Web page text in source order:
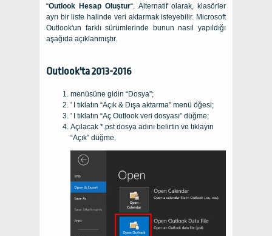
“Outlook Hesap Oluştur“. Alternatif olarak, klasörler
ayrı bir liste halinde veri aktarmak isteyebilir. Microsoft
Outlook'un farklı sürümlerinde bunun nasıl yapıldığı
aşağıda açıklanmıştır.
Outlook'ta 2013-2016
menüsüne gidin “Dosya”;
' I tıklatın “Açık & Dışa aktarma” menü öğesi;
' I tıklatın “Aç Outlook veri dosyası” düğme;
Açılacak *.pst dosya adını belirtin ve tıklayın
“Açık” düğme.